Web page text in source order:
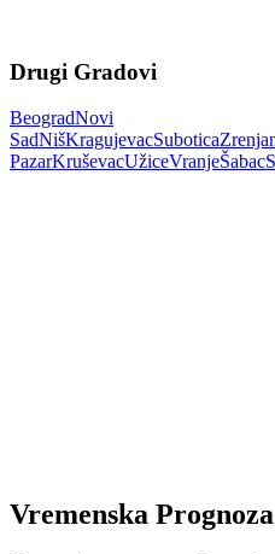
Drugi Gradovi
BeogradNovi
SadNišKragujevacSubotica
PazarKruševacUžiceVranjeŠabac
Vremenska